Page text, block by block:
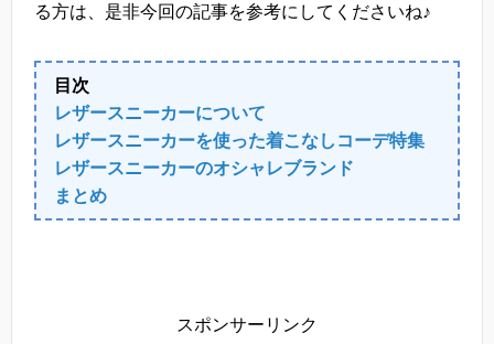
る方は、是非今回の記事を参考にしてくださいね♪
目次
レザースニーカーについて
レザースニーカーを使った着こなしコーデ特集
レザースニーカーのオシャレブランド
まとめ
スポンサーリンク